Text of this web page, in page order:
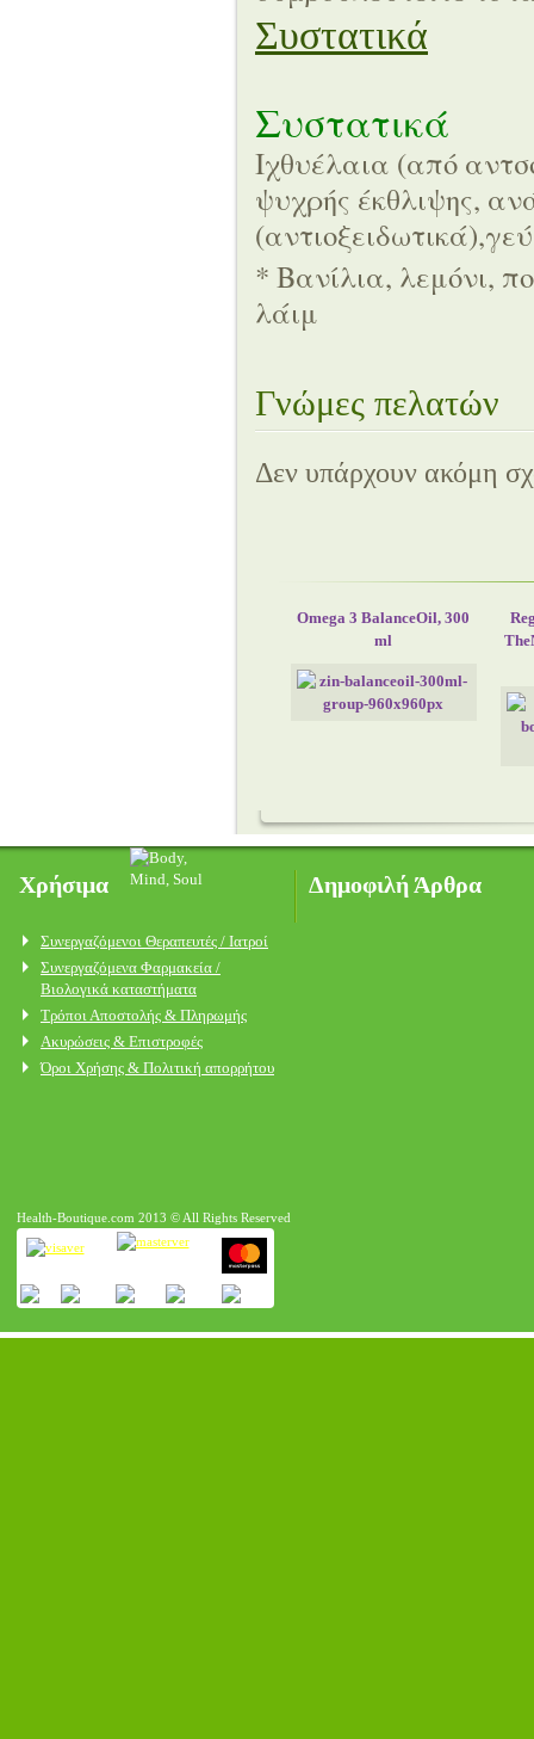
Συστατικά
Συστατικά
Ιχθυέλαια (από
ψυχρής έκθλιψης,
* Βανίλια, λεμόνι,
λάιμ
Γνώμες πελατών
Δεν υπάρχουν ακόμη
Omega 3 BalanceOil, 300
ml
Χρήσιμα
Συνεργαζόμενοι Θεραπευτές / Ιατροί
Συνεργαζόμενα Φαρμακεία /
Βιολογικά καταστήματα
Τρόποι Αποστολής & Πληρωμής
Ακυρώσεις & Επιστροφές
Όροι Χρήσης & Πολιτική απορρήτου
Δημοφιλή Άρθρα
Health-Boutique.com 2013 © All Rights Reserved